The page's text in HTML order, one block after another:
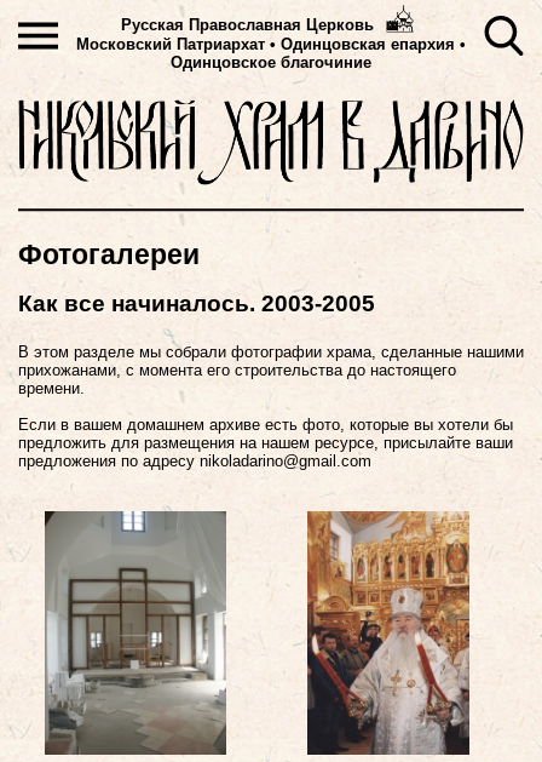
Русская Православная Церковь
Московский Патриархат • Одинцовская епархия •
Одинцовское благочиние
Фотогалереи
Как все начиналось. 2003-2005
В этом разделе мы собрали фотографии храма, сделанные нашими
прихожанами, с момента его строительства до настоящего
времени.
Если в вашем домашнем архиве есть фото, которые вы хотели бы
предложить для размещения на нашем ресурсе, присылайте ваши
предложения по адресу nikоladarino@gmail.com